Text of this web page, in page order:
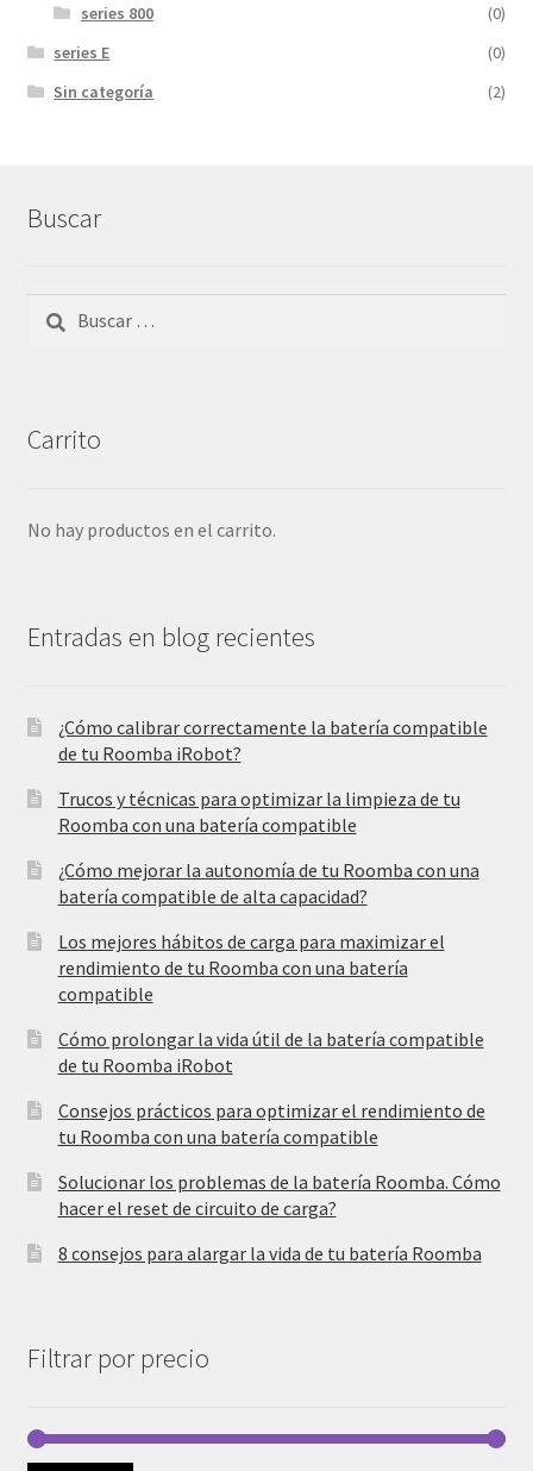
series 800
(0)
series E
(0)
Sin categoría
(2)
Buscar
Carrito
No hay productos en el carrito.
Entradas en blog recientes
¿Cómo calibrar correctamente la batería compatible
de tu Roomba iRobot?
Trucos y técnicas para optimizar la limpieza de tu
Roomba con una batería compatible
¿Cómo mejorar la autonomía de tu Roomba con una
batería compatible de alta capacidad?
Los mejores hábitos de carga para maximizar el
rendimiento de tu Roomba con una batería
compatible
Cómo prolongar la vida útil de la batería compatible
de tu Roomba iRobot
Consejos prácticos para optimizar el rendimiento de
tu Roomba con una batería compatible
Solucionar los problemas de la batería Roomba. Cómo
hacer el reset de circuito de carga?
8 consejos para alargar la vida de tu batería Roomba
Filtrar por precio